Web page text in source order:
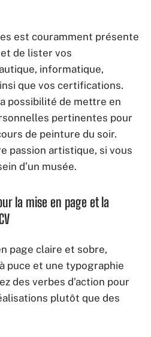
est couramment présente
de lister vos
informatique,
que vos certifications.
possibilité de mettre en
pertinentes pour
de peinture du soir.
passion artistique, si vous
d’un musée.
la mise en page et la
page claire et sobre,
puce et une typographie
des verbes d’action pour
plutôt que des